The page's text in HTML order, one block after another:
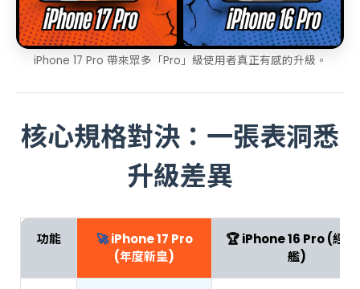
iPhone 17 Pro 帶來眾多「Pro」級使用者真正有感的升級。
核心規格對決：一張表洞悉
升級差異
功能 🚀iPhone 17 Pro
(年度新皇)
🏆 iPhone 16 Pro (經典
艦)